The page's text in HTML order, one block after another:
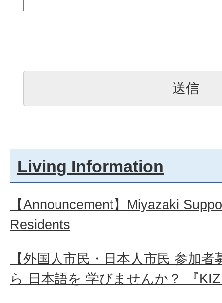
Living Information
【Announcement】Miyazaki
Residents
【外国人市民・日本人市民 参加
ら 日本語を 学びませんか？ 『